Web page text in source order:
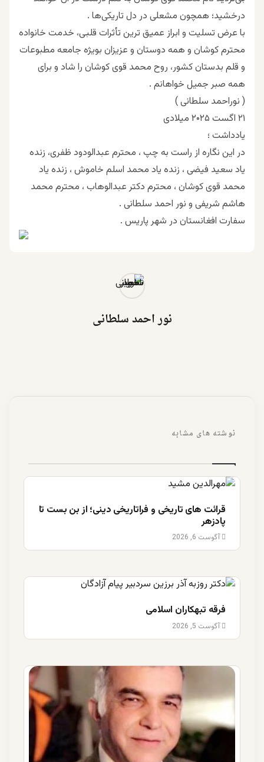
درخشید؛ همچون مشعلی در دل تاریکی‌ها .
با عرض تسلیت و ابراز عمیق ترین تأثرات قلبی، خدمت خانواده
محترم کوشان و همه دوستان و عزیزان بویژه جامعه مطبوعات
و قلم بدستان کشور، روح محمد قوی کوشان را شاد و برای
همه صبر جمیل خواهانم .
( نوراحمد سلطانی )
۲۱ اگست ۲۰۲۵ میلادی
یادداشت ؛
در این نگاره از راست به چپ ، محترم عبدالودود ظفری، زنده
یاد سعید فیضی ، زنده یاد محمد اسلم خاموش ، زنده یاد
محمد قوی کوشان ، محترم دکتر عبدالوهاب ، محترم محمد
هاشم شریفی و نور احمد سلطانی .
سفارت افغانستان در شهر پاریس .
نور احمد سلطانی
نوشته های مشابه
قرائت های تاریخی و فراتاریخی دینی؛ از بن بست تا
پادزهر
آگوست 6, 2026
فرقه تبهکاران اسلامی
آگوست 5, 2026